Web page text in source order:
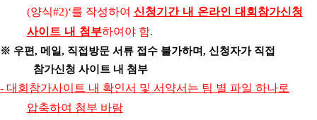
(양식#2)‘를 작성하여 신청기간 내 온라인 대회참가신청
사이트 내 첨부하여야 함.
※ 우편, 메일, 직접방문 서류 접수 불가하며, 신청자가 직접
참가신청 사이트 내 첨부
- 대회참가사이트 내 확인서 및 서약서는 팀 별 파일 하나로
압축하여 첨부 바람